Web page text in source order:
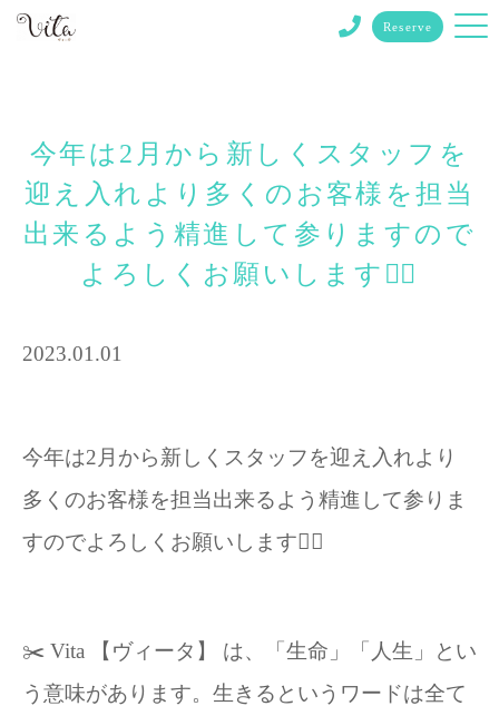
Reserve
今年は2月から新しくスタッフを
迎え入れより多くのお客様を担当
出来るよう精進して参りますので
よろしくお願いします🙇‍♀️
2023.01.01
今年は2月から新しくスタッフを迎え入れより
多くのお客様を担当出来るよう精進して参りま
すのでよろしくお願いします🙇‍♀️
✂️ Vita 【ヴィータ】 は、「生命」「人生」とい
う意味があります。生きるというワードは全て